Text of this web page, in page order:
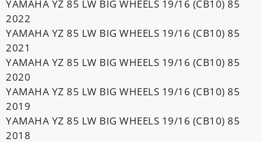
YAMAHA YZ 85 LW BIG WHEELS 19/16 (CB10) 85
2022
YAMAHA YZ 85 LW BIG WHEELS 19/16 (CB10) 85
2021
YAMAHA YZ 85 LW BIG WHEELS 19/16 (CB10) 85
2020
YAMAHA YZ 85 LW BIG WHEELS 19/16 (CB10) 85
2019
YAMAHA YZ 85 LW BIG WHEELS 19/16 (CB10) 85
2018